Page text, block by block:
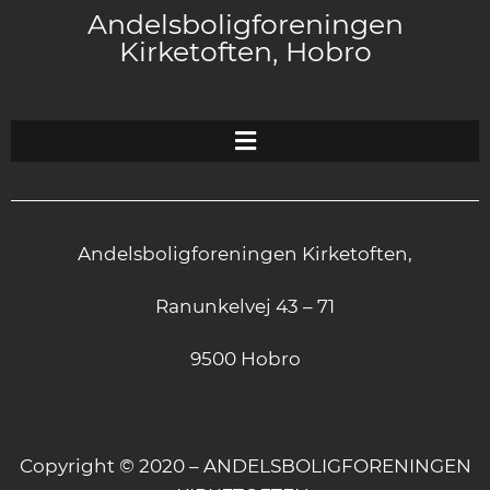
Andelsboligforeningen
Kirketoften, Hobro
Andelsboligforeningen Kirketoften,
Ranunkelvej 43 – 71
9500 Hobro
Copyright © 2020 – ANDELSBOLIGFORENINGEN